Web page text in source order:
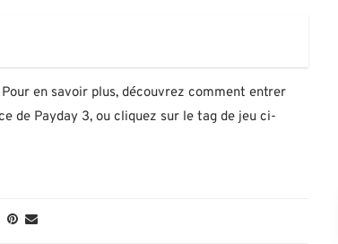
en savoir plus, découvrez comment entrer
de Payday 3, ou cliquez sur le tag de jeu ci-